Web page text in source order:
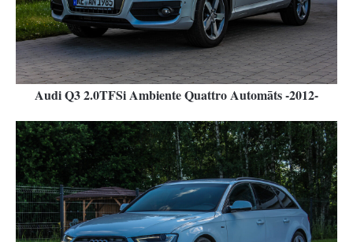
Audi Q3 2.0TFSi Ambiente Quattro Automāts -2012-